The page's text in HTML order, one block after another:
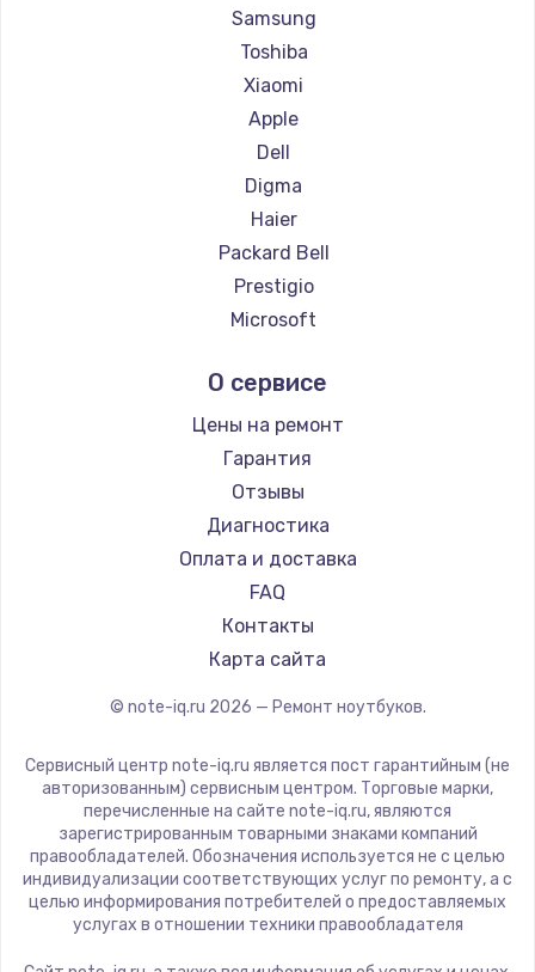
Ремонт ноутбуков LG
Ремонт ноутбуков Panasonic
Ремонт ноутбуков Irbis
Ремонт ноутбуков Thunderobot
Ремонт ноутбуков Hasee
Ремонт ноутбуков ZTE
Ремонт ноутбуков Hiper
Ремонт ноутбуков Evga
Ремонт ноутбуков Google
Ремонт ноутбуков Echips
Ремонт ноутбуков Predator
Ремонт ноутбуков iru
Ремонт ноутбуков Machenike
Ремонт ноутбуков DEXP
Ремонт ноутбуков Teclast
Ремонт ноутбуков CHUWI
Ремонт ноутбуков Colorful
Samsung
Toshiba
Xiaomi
Apple
Dell
Digma
Haier
Packard Bell
Prestigio
Microsoft
Aquarius
Gigabyte
Aorus
Maibenben
Getac
Epson
Philips
LG
Panasonic
ZTE
Hiper
Evga
Google
Echips
О сервисе
Цены на ремонт
Гарантия
Отзывы
Диагностика
Оплата и доставка
FAQ
Контакты
Карта сайта
© note-iq.ru 2026 — Ремонт ноутбуков.
Сервисный центр note-iq.ru является пост гарантийным (не
авторизованным) сервисным центром. Торговые марки,
перечисленные на сайте note-iq.ru, являются
зарегистрированным товарными знаками компаний
правообладателей. Обозначения используется не с целью
индивидуализации соответствующих услуг по ремонту, а с
целью информирования потребителей о предоставляемых
услугах в отношении техники правообладателя